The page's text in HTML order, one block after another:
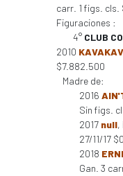
carr. 1 figs. cls.
Figuraciones :
4° CLUB
2010
$7.882.500
Madre de:
2016
Sin figs.
2017 null,
27/11/17 $0
2018
Gan. 3